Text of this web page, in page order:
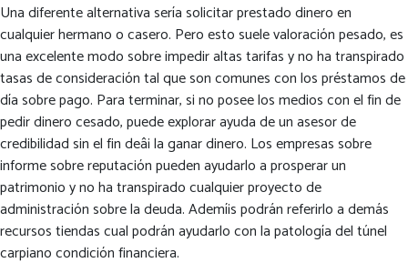
Una diferente alternativa serí­a solicitar prestado dinero en
cualquier hermano o casero. Pero esto suele valoración pesado, es
una excelente modo sobre impedir altas tarifas y no ha transpirado
tasas de consideración tal que son comunes con los préstamos de
día sobre pago. Para terminar, si no posee los medios con el fin de
pedir dinero cesado, puede explorar ayuda de un asesor de
credibilidad sin el fin deâ¡ la ganar dinero. Los empresas sobre
informe sobre reputación pueden ayudarlo a prosperar un
patrimonio y no ha transpirado cualquier proyecto de
administración sobre la deuda. Ademí¡s podrán referirlo a demás
recursos tiendas cual podrán ayudarlo con la patologí­a del túnel
carpiano condición financiera.